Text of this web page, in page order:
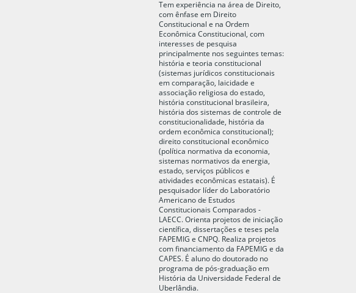
Tem experiência na área de Direito,
com ênfase em Direito
Constitucional e na Ordem
Econômica Constitucional, com
interesses de pesquisa
principalmente nos seguintes temas:
história e teoria constitucional
(sistemas jurídicos constitucionais
em comparação, laicidade e
associação religiosa do estado,
história constitucional brasileira,
história dos sistemas de controle de
constitucionalidade, história da
ordem econômica constitucional);
direito constitucional econômico
(política normativa da economia,
sistemas normativos da energia,
estado, serviços públicos e
atividades econômicas estatais). É
pesquisador líder do Laboratório
Americano de Estudos
Constitucionais Comparados -
LAECC. Orienta projetos de iniciação
científica, dissertações e teses pela
FAPEMIG e CNPQ. Realiza projetos
com financiamento da FAPEMIG e da
CAPES. É aluno do doutorado no
programa de pós-graduação em
História da Universidade Federal de
Uberlândia.